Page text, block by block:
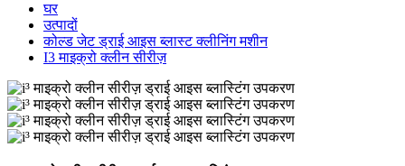
घर
उत्पादों
कोल्ड जेट ड्राई आइस ब्लास्ट क्लीनिंग मशीन
I3 माइक्रो क्लीन सीरीज़